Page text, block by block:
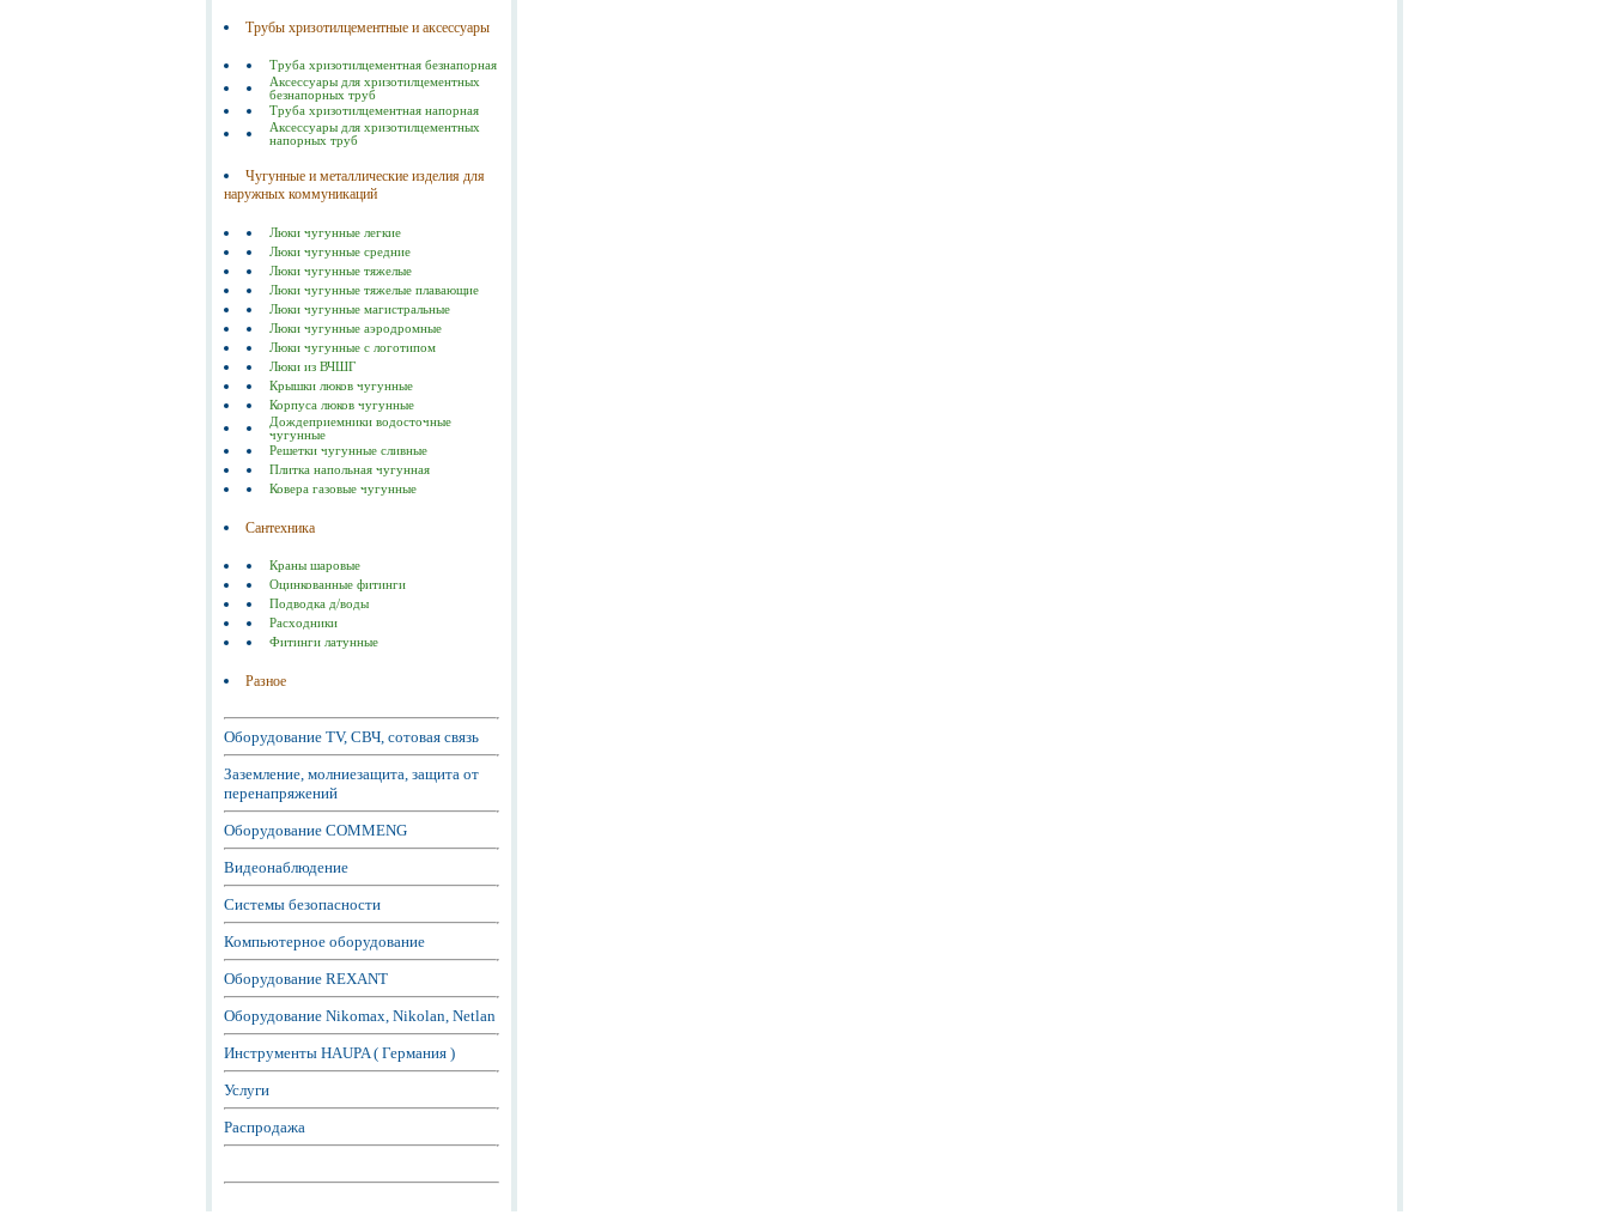
Трубы хризотилцементные и аксессуары
Труба хризотилцементная безнапорная
Аксессуары для хризотилцементных
безнапорных труб
Труба хризотилцементная напорная
Аксессуары для хризотилцементных
напорных труб
Чугунные и металлические изделия для
наружных коммуникаций
Люки чугунные легкие
Люки чугунные средние
Люки чугунные тяжелые
Люки чугунные тяжелые плавающие
Люки чугунные магистральные
Люки чугунные аэродромные
Люки чугунные с логотипом
Люки из ВЧШГ
Крышки люков чугунные
Корпуса люков чугунные
Дождеприемники водосточные
чугунные
Решетки чугунные сливные
Плитка напольная чугунная
Ковера газовые чугунные
Сантехника
Краны шаровые
Оцинкованные фитинги
Подводка д/воды
Расходники
Фитинги латунные
Разное
Оборудование TV, СВЧ, сотовая связь
Заземление, молниезащита, защита от
перенапряжений
Оборудование COMMENG
Видеонаблюдение
Системы безопасности
Компьютерное оборудование
Оборудование REXANT
Оборудование Nikomax, Nikolan, Netlan
Инструменты HAUPA ( Германия )
Услуги
Распродажа